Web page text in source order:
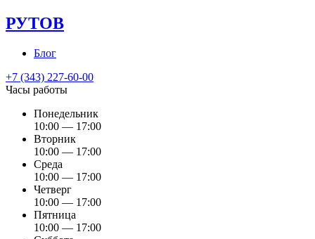
РУТОВ
Блог
+7 (343) 227-60-00
Часы работы
Понедельник
10:00 — 17:00
Вторник
10:00 — 17:00
Среда
10:00 — 17:00
Четверг
10:00 — 17:00
Пятница
10:00 — 17:00